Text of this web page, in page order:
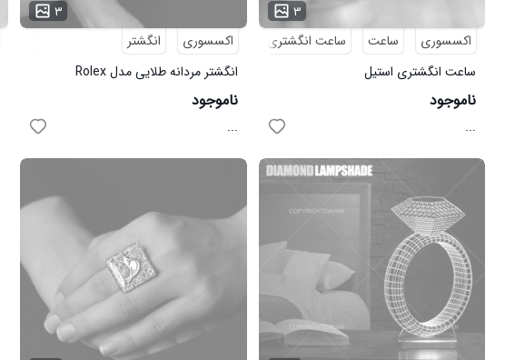
۳
اکسسوری
ساعت
ساعت انگشتری
ساعت انگشتری استیل
ناموجود
...
۳
اکسسوری
انگشتر
انگشتر مردانه طلایی مدل Rolex
ناموجود
...